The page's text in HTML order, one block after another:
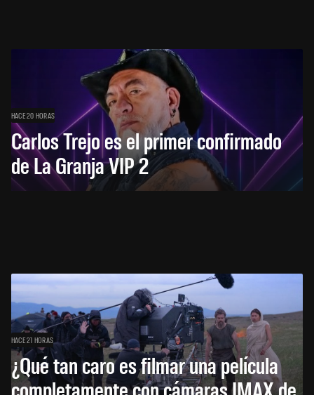
HACE 20 HORAS
Carlos Trejo es el primer confirmado
de La Granja VIP 2
HACE 21 HORAS
¿Qué tan caro es filmar una película
completamente con cámaras IMAX de